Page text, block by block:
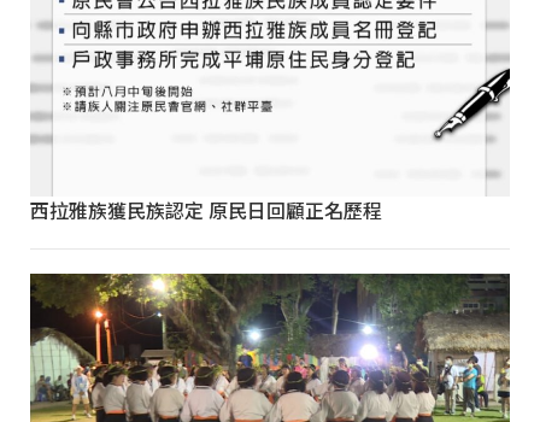
西拉雅族獲民族認定 原民日回顧正名歷程